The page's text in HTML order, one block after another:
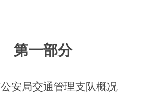
第一部分
安局交通管理支队概况